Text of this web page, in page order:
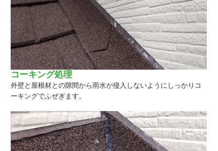
コーキング処理
外壁と屋根材との隙間から雨水が侵入しないようにしっかりコ
ーキングでふぜぎます。